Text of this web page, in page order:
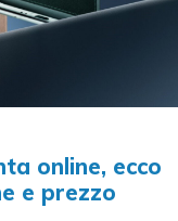
online, ecco
e prezzo